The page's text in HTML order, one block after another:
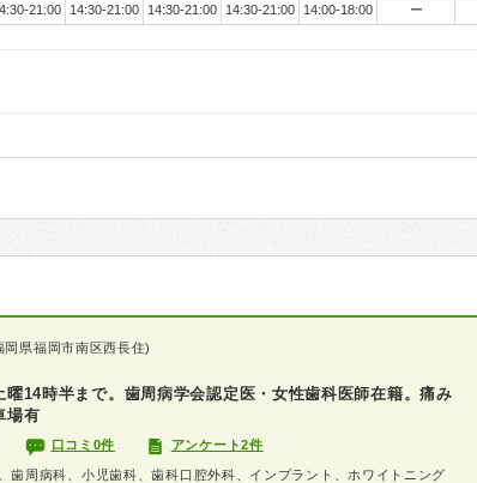
21:00 14:30-21:00 14:30-21:00 14:30-21:00 14:00-18:00 ー
岡県福岡市南区西長住)
曜14時半まで。歯周病学会認定医・女性歯科医師在籍。痛み
場有
口コミ0件 アンケート2件
歯周病科、小児歯科、歯科口腔外科、インプラント、ホワイトニング